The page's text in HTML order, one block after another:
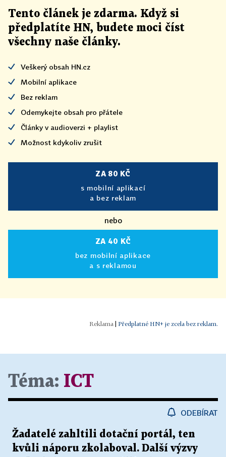
Tento článek je zdarma. Když si
předplatíte HN, budete moci číst
všechny naše články.
Veškerý obsah HN.cz
Mobilní aplikace
Bez reklam
Odemykejte obsah pro přátele
Články v audioverzi + playlist
Možnost kdykoliv zrušit
ZA 80 KČ
s mobilní aplikací
a bez reklam
nebo
ZA 40 KČ
bez mobilní aplikace
a s reklamou
Předplatné HN+ je zcela bez reklam.
Téma: ICT
ODEBÍRAT
Žadatelé zahltili dotační portál, ten
kvůli náporu zkolaboval. Další výzvy